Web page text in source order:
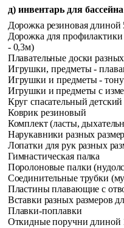
д) инвентарь для бассейна
Дорожка резиновая длиной
Дорожка для профилактики
- 0,3м)
Плавательные доски
Игрушки, предметы -
Игрушки и предметы -
Игрушки и предметы с
Круг спасательный
Коврик резиновый
Комплект (ласты,
Нарукавники разных
Лопатки для рук разных
Гимнастическая палка
Поролоновые палки
Соединительные трубки
Пластины плавающие с
Вставки разных размеров
Плавки-поплавки
Откидные поручни длиной